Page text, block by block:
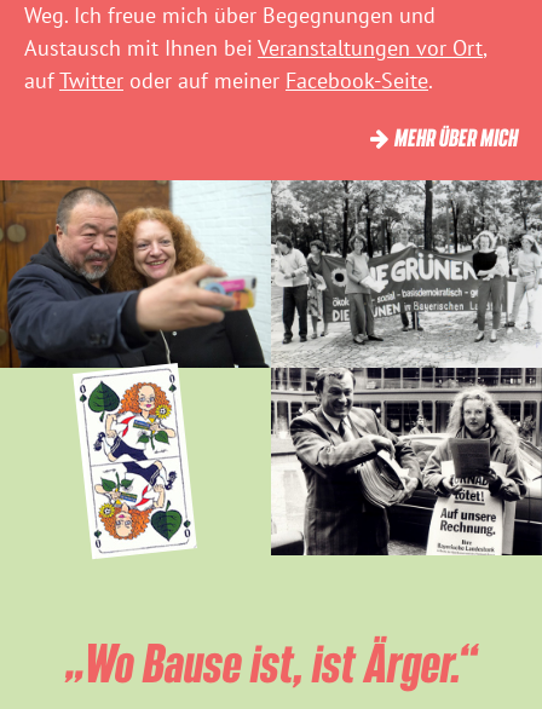
Weg. Ich freue mich über Begegnungen und
Austausch mit Ihnen bei Veranstaltungen vor Ort,
aufTwitter oder auf meiner Facebook-Seite.
MEHR ÜBER MICH
„Wo Bause ist, ist Ärger.“